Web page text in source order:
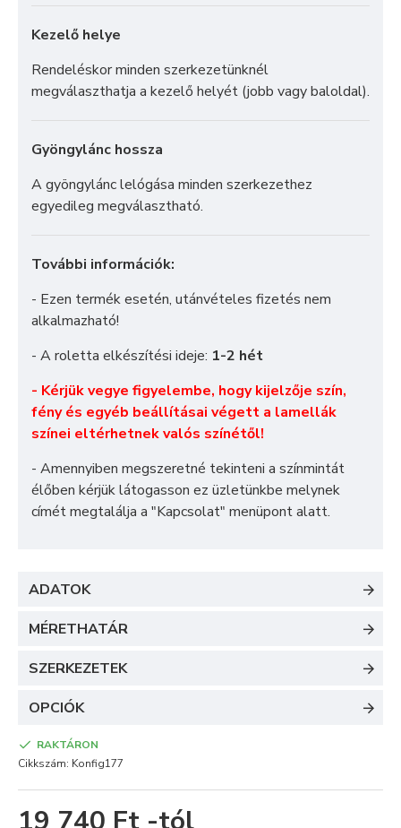
Kezelő helye
Rendeléskor minden szerkezetünknél
megválaszthatja a kezelő helyét (jobb vagy baloldal).
Gyöngylánc hossza
A gyöngylánc lelógása minden szerkezethez
egyedileg megválasztható.
További információk:
- Ezen termék esetén, utánvételes fizetés nem
alkalmazható!
- A roletta elkészítési ideje: 1-2 hét
- Kérjük vegye figyelembe, hogy kijelzője szín,
fény és egyéb beállításai végett a lamellák
színei eltérhetnek valós színétől!
- Amennyiben megszeretné tekinteni a színmintát
élőben kérjük látogasson ez üzletünkbe melynek
címét megtalálja a "Kapcsolat" menüpont alatt.
ADATOK
MÉRETHATÁR
SZERKEZETEK
OPCIÓK
RAKTÁRON
Cikkszám: Konfig177